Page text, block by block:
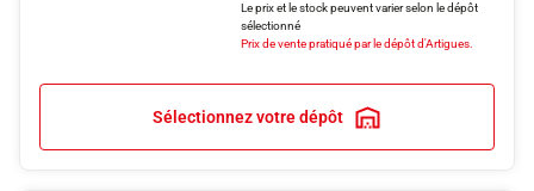
Le prix et le stock peuvent varier selon le dépôt
sélectionné
Prix de vente pratiqué par le dépôt d'Artigues.
Sélectionnez votre dépôt